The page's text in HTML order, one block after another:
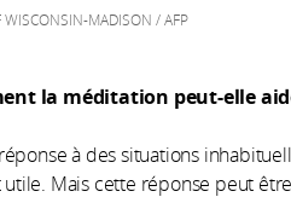
MADISON / AFP
la méditation peut-elle
à des situations
Mais cette réponse peut